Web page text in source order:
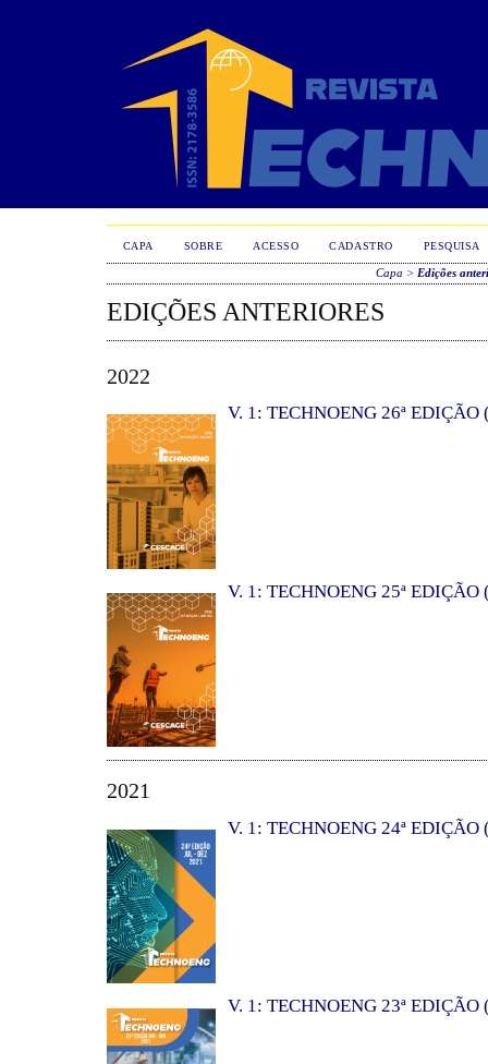
CAPA SOBRE ACESSO CADASTRO PESQUISA
Capa > Edições
EDIÇÕES ANTERIORES
2022
V. 1: TECHNOENG 26ª
V. 1: TECHNOENG 25ª
2021
V. 1: TECHNOENG 24ª
V. 1: TECHNOENG 23ª